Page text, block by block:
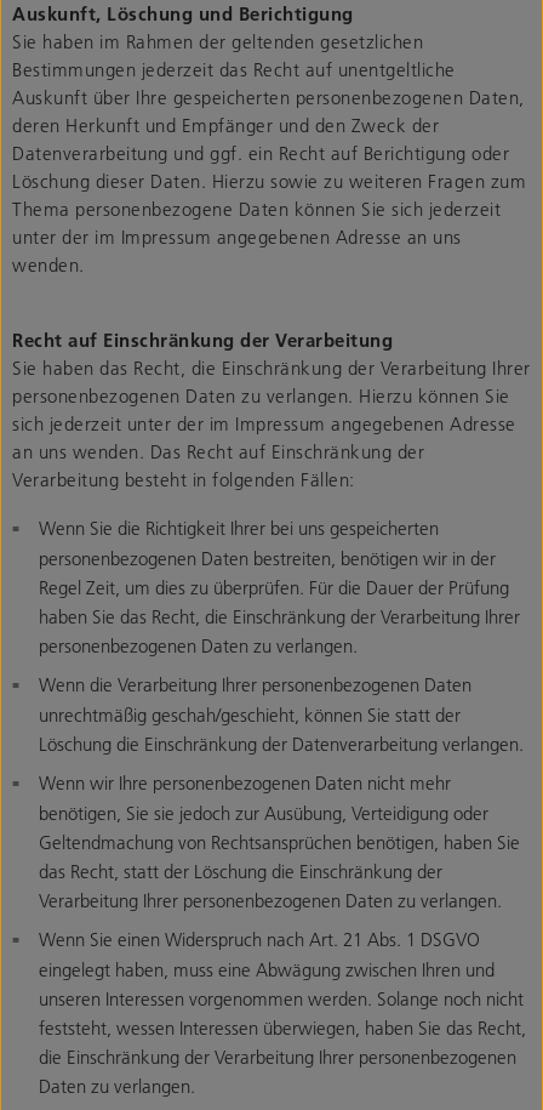
Auskunft, Löschung und Berichtigung
Sie haben im Rahmen der geltenden gesetzlichen
Bestimmungen jederzeit das Recht auf unentgeltliche
Auskunft über Ihre gespeicherten personenbezogenen Daten,
deren Herkunft und Empfänger und den Zweck der
Datenverarbeitung und ggf. ein Recht auf Berichtigung oder
Löschung dieser Daten. Hierzu sowie zu weiteren Fragen zum
Thema personenbezogene Daten können Sie sich jederzeit
unter der im Impressum angegebenen Adresse an uns
wenden.
Recht auf Einschränkung der Verarbeitung
Sie haben das Recht, die Einschränkung der Verarbeitung Ihrer
personenbezogenen Daten zu verlangen. Hierzu können Sie
sich jederzeit unter der im Impressum angegebenen Adresse
an uns wenden. Das Recht auf Einschränkung der
Verarbeitung besteht in folgenden Fällen:
Wenn Sie die Richtigkeit Ihrer bei uns gespeicherten
personenbezogenen Daten bestreiten, benötigen wir in der
Regel Zeit, um dies zu überprüfen. Für die Dauer der Prüfung
haben Sie das Recht, die Einschränkung der Verarbeitung Ihrer
personenbezogenen Daten zu verlangen.
Wenn die Verarbeitung Ihrer personenbezogenen Daten
unrechtmäßig geschah/geschieht, können Sie statt der
Löschung die Einschränkung der Datenverarbeitung verlangen.
Wenn wir Ihre personenbezogenen Daten nicht mehr
benötigen, Sie sie jedoch zur Ausübung, Verteidigung oder
Geltendmachung von Rechtsansprüchen benötigen, haben Sie
das Recht, statt der Löschung die Einschränkung der
Verarbeitung Ihrer personenbezogenen Daten zu verlangen.
Wenn Sie einen Widerspruch nach Art. 21 Abs. 1 DSGVO
eingelegt haben, muss eine Abwägung zwischen Ihren und
unseren Interessen vorgenommen werden. Solange noch nicht
feststeht, wessen Interessen überwiegen, haben Sie das Recht,
die Einschränkung der Verarbeitung Ihrer personenbezogenen
Daten zu verlangen.